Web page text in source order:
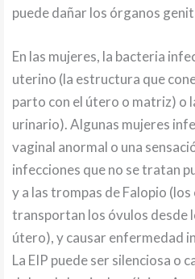
puede dañar los órganos
En las mujeres, la bacteria
uterino (la estructura que
parto con el útero o matriz) o
urinario). Algunas mujeres
vaginal anormal o una
infecciones que no se tratan
y a las trompas de Falopio
transportan los óvulos desde
útero), y causar enfermedad
La EIP puede ser silenciosa o